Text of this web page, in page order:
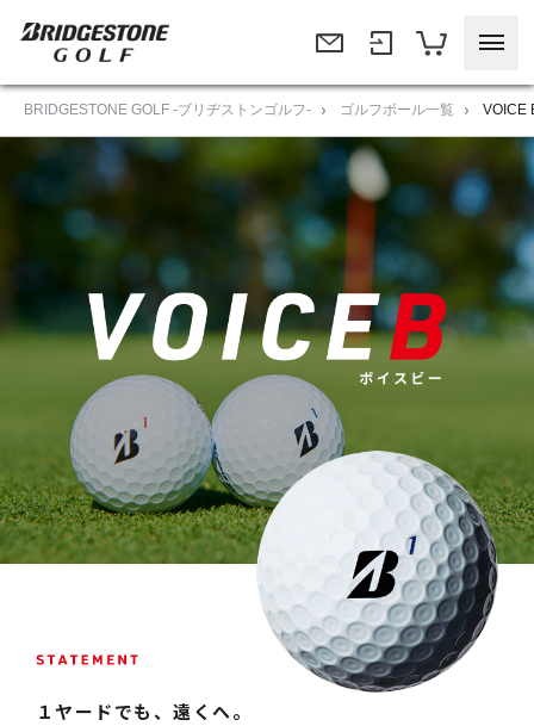
BRIDGESTONE GOLF -ブリヂストンゴルフ- ゴルフボール一覧 VOICE
１ヤードでも、遠くへ。